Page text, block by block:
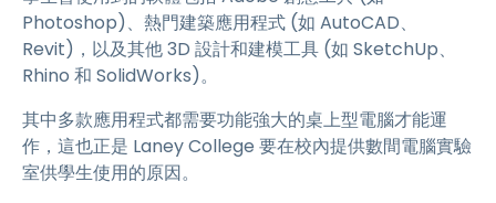
Photoshop)、熱門建築應用程式 (如 AutoCAD、
Revit)，以及其他 3D 設計和建模工具 (如 SketchUp、
Rhino 和 SolidWorks)。
其中多款應用程式都需要功能強大的桌上型電腦才能運
作，這也正是 Laney College 要在校內提供數間電腦實驗
室供學生使用的原因。